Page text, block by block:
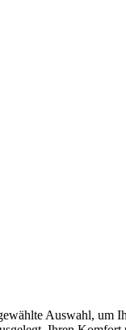
Auswahl, um